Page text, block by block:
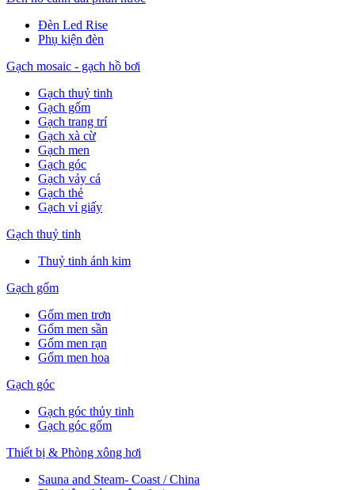
Đèn Led Rise
Phụ kiện đèn
Gạch mosaic - gạch hồ bơi
Gạch thuỷ tinh
Gạch gốm
Gạch trang trí
Gạch xà cừ
Gạch men
Gạch góc
Gạch vảy cá
Gạch thẻ
Gạch vỉ giấy
Gạch thuỷ tinh
Thuỷ tinh ánh kim
Gạch gốm
Gốm men trơn
Gốm men sần
Gốm men rạn
Gốm men hoa
Gạch góc
Gạch góc thủy tinh
Gạch góc gốm
Thiết bị & Phòng xông hơi
Sauna and Steam- Coast / China